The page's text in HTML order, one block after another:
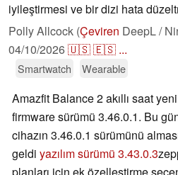
iyileştirmesi ve bir dizi hata
Polly Allcock (Çeviren DeepL /
04/10/2026🇺🇸🇪🇸 ...
Smartwatch Wearable
Amazfit Balance 2 akıllı saat
firmware sürümü 3.46.0.1. Bu
cihazın 3.46.0.1 sürümünü
geldi yazılım sürümü 3.43.0.3